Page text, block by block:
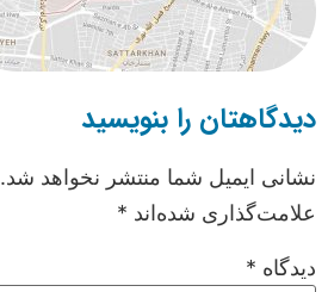
دیدگاهتان را بنویسید
نشانی ایمیل شما منتشر نخواهد شد.
علامت‌گذاری شده‌اند *
دیدگاه *